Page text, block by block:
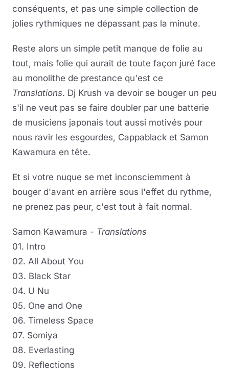
conséquents, et pas une simple collection de
jolies rythmiques ne dépassant pas la minute.
Reste alors un simple petit manque de folie au
tout, mais folie qui aurait de toute façon juré face
au monolithe de prestance qu'est ce
Translations. Dj Krush va devoir se bouger un peu
s'il ne veut pas se faire doubler par une batterie
de musiciens japonais tout aussi motivés pour
nous ravir les esgourdes, Cappablack et Samon
Kawamura en tête.
Et si votre nuque se met inconsciemment à
bouger d'avant en arrière sous l'effet du rythme,
ne prenez pas peur, c'est tout à fait normal.
Samon Kawamura - Translations
01. Intro
02. All About You
03. Black Star
04. U Nu
05. One and One
06. Timeless Space
07. Somiya
08. Everlasting
09. Reflections